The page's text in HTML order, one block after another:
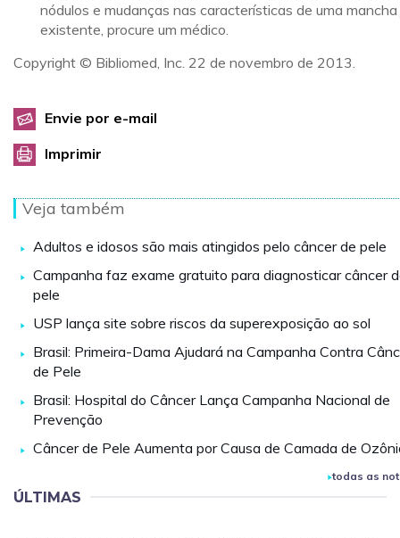
nódulos e mudanças nas características de uma mancha
existente, procure um médico.
Copyright © Bibliomed, Inc. 22 de novembro de 2013.
Envie por e-mail
Imprimir
Veja também
Adultos e idosos são mais atingidos pelo câncer de pele
Campanha faz exame gratuito para diagnosticar câncer
pele
USP lança site sobre riscos da superexposição ao sol
Brasil: Primeira-Dama Ajudará na Campanha Contra
de Pele
Brasil: Hospital do Câncer Lança Campanha Nacional de
Prevenção
Câncer de Pele Aumenta por Causa de Camada de
todas as
ÚLTIMAS